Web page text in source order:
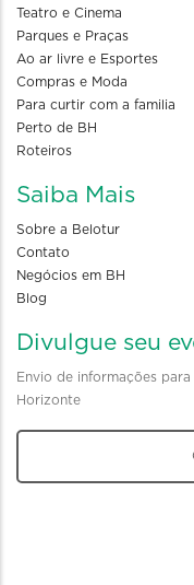
Teatro e Cinema
Parques e Praças
Ao ar livre e Esportes
Compras e Moda
Para curtir com a familia
Perto de BH
Roteiros
Saiba Mais
Sobre a Belotur
Contato
Negócios em BH
Blog
Divulgue seu
Envio de informações
Horizonte